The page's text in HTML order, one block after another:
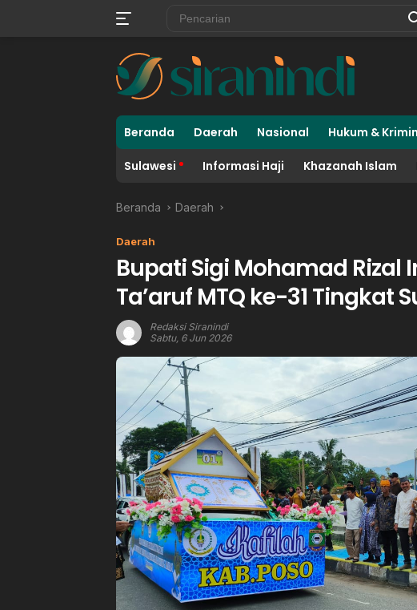
Beranda Daerah Nasional Hukum &
Sulawesi Informasi Haji Khazanah Islam
Beranda Daerah
Daerah
Bupati Sigi Mohamad Rizal
Ta’aruf MTQ ke-31 Tingkat
Redaksi Siranindi
Sabtu, 6 Jun 2026